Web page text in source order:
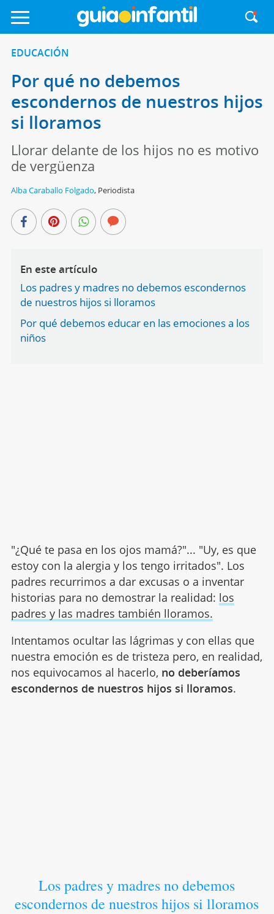
EDUCACIÓN
Por qué no debemos
escondernos de nuestros hijos
si lloramos
Llorar delante de los hijos no es motivo
de vergüenza
Alba Caraballo Folgado, Periodista
En este artículo
Los padres y madres no debemos escondernos
de nuestros hijos si lloramos
Por qué debemos educar en las emociones a los
niños
"¿Qué te pasa en los ojos mamá?"... "Uy, es que
estoy con la alergia y los tengo irritados". Los
padres recurrimos a dar excusas o a inventar
historias para no demostrar la realidad: los
padres y las madres también lloramos.
Intentamos ocultar las lágrimas y con ellas que
nuestra emoción es de tristeza pero, en realidad,
nos equivocamos al hacerlo, no deberíamos
escondernos de nuestros hijos si lloramos.
Los padres y madres no debemos
escondernos de nuestros hijos si lloramos